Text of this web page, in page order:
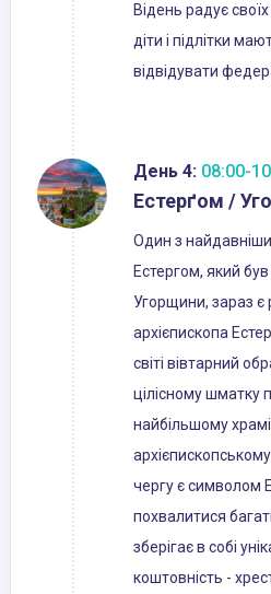
Відень радує
діти і підлітки
відвідувати
День 4: 08:00-
Естерґом /
Один з
Естергом, який
Угорщини, зараз є
архієпископа
світі вівтарний
цілісному шматку
найбільшому
чергу є символом
похвалитися
зберігає в собі
коштовність -